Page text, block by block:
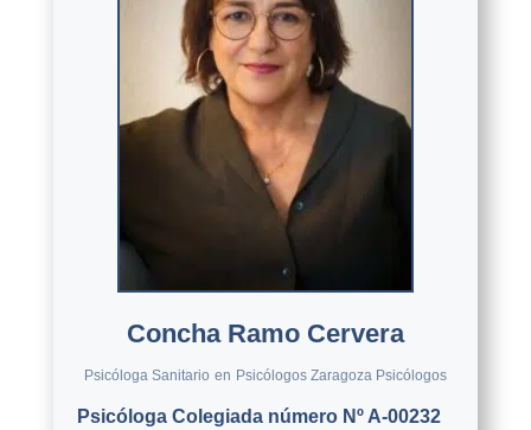
Concha Ramo Cervera
Psicóloga Sanitario en Psicólogos Zaragoza Psicólogos
Psicóloga Colegiada número Nº A-00232